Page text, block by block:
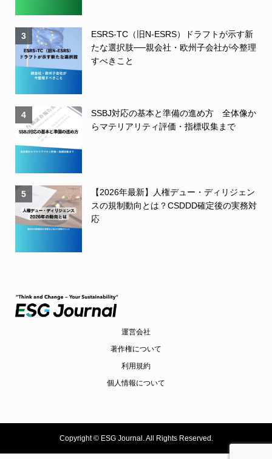
3
ESRS-TC（旧N-ESRS）ドラフトが示す新
たな選択肢──親会社・欧州子会社が今整理
すべきこと
4
SSBJ対応の基本と準備の進め方 全体像か
らマテリアリティ評価・指標収集まで
5
【2026年最新】人権デュー・ディリジェン
スの規制動向とは？CSDDD確定後の実務対
応
運営会社
著作権について
利用規約
個人情報について
Copyright ©ESG Journal. All Rights Reserved.